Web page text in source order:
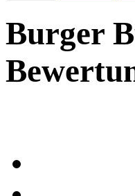
Burger